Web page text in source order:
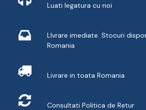
Luati legatura cu noi
LIvrare imediate. Stocuri
Romania
Livrare in toata Romania
Consultati Politica de Retur